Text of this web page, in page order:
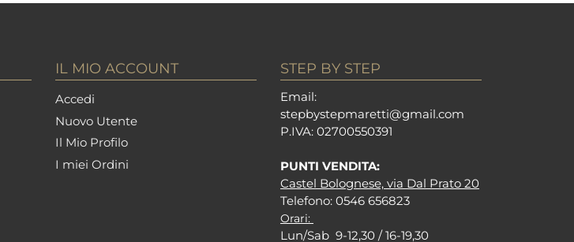
IL MIO ACCOUNT
Accedi
Nuovo Utente
Il Mio Profilo
I miei Ordini
STEP BY STEP
Email:
stepbystepmaretti@gmail.com
P.IVA: 02700550391
PUNTI VENDITA:
Castel Bolognese, via Dal Prato 20
Telefono: 0546 656823
Orari:
Lun/Sab 9-12,30 / 16-19,30